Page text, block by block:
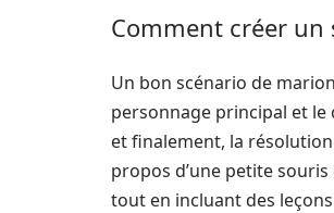
Comment créer
Un bon scénario de
personnage principal et le
et finalement, la
propos d’une petite
tout en incluant des